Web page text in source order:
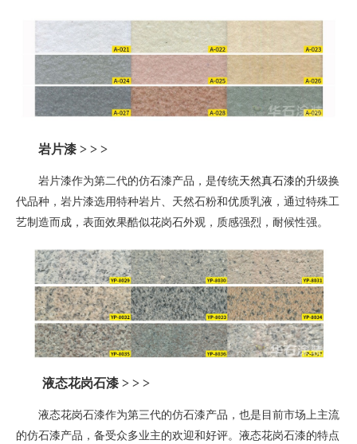
岩片漆 > > >
岩片漆作为第二代的仿石漆产品，是传统天然真石漆的升级换
代品种 ， 岩片漆选用特种岩片、天然石粉和优质乳液，通过特殊工
艺制造而成，表面效果酷似花岗石外观，质感强烈，耐候性强。
液态花岗石漆 > > >
液态花岗石漆作为第三代的仿石漆产品，也是目前市场上主流
的仿石漆产品，备受众多业主的欢迎和好评。液态花岗石漆的特点